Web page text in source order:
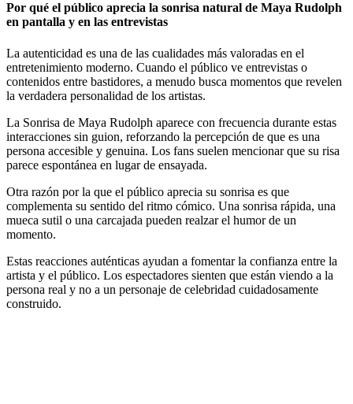
Por qué el público aprecia la sonrisa natural de Maya Rudolph
en pantalla y en las entrevistas
La autenticidad es una de las cualidades más valoradas en el
entretenimiento moderno. Cuando el público ve entrevistas o
contenidos entre bastidores, a menudo busca momentos que revelen
la verdadera personalidad de los artistas.
La Sonrisa de Maya Rudolph aparece con frecuencia durante estas
interacciones sin guion, reforzando la percepción de que es una
persona accesible y genuina. Los fans suelen mencionar que su risa
parece espontánea en lugar de ensayada.
Otra razón por la que el público aprecia su sonrisa es que
complementa su sentido del ritmo cómico. Una sonrisa rápida, una
mueca sutil o una carcajada pueden realzar el humor de un
momento.
Estas reacciones auténticas ayudan a fomentar la confianza entre la
artista y el público. Los espectadores sienten que están viendo a la
persona real y no a un personaje de celebridad cuidadosamente
construido.